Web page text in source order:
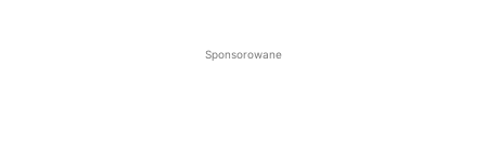
Sponsorowane